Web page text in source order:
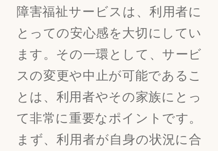
障害福祉サービスは、利用者に
とっての安心感を大切にしてい
ます。その一環として、サービ
スの変更や中止が可能であるこ
とは、利用者やその家族にとっ
て非常に重要なポイントです。
まず、利用者が自身の状況に合